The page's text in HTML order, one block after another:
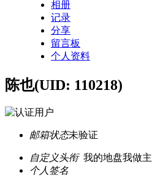
相册
记录
分享
留言板
个人资料
陈也(UID: 110218)
邮箱状态未验证
自定义头衔 我的地盘我做主
个人签名